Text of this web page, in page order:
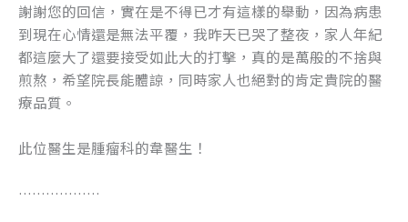
謝謝您的回信，實在是不得已才有這樣的舉動，因為病患
到現在心情還是無法平覆，我昨天已哭了整夜，家人年紀
都這麼大了還要接受如此大的打擊，真的是萬般的不捨與
煎熬，希望院長能體諒，同時家人也絕對的肯定貴院的醫
療品質。
此位醫生是腫瘤科的韋醫生！
………………